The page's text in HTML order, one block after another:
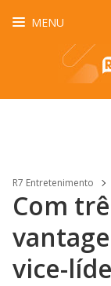
MENU
R7 Entretenimento
Com
vice-